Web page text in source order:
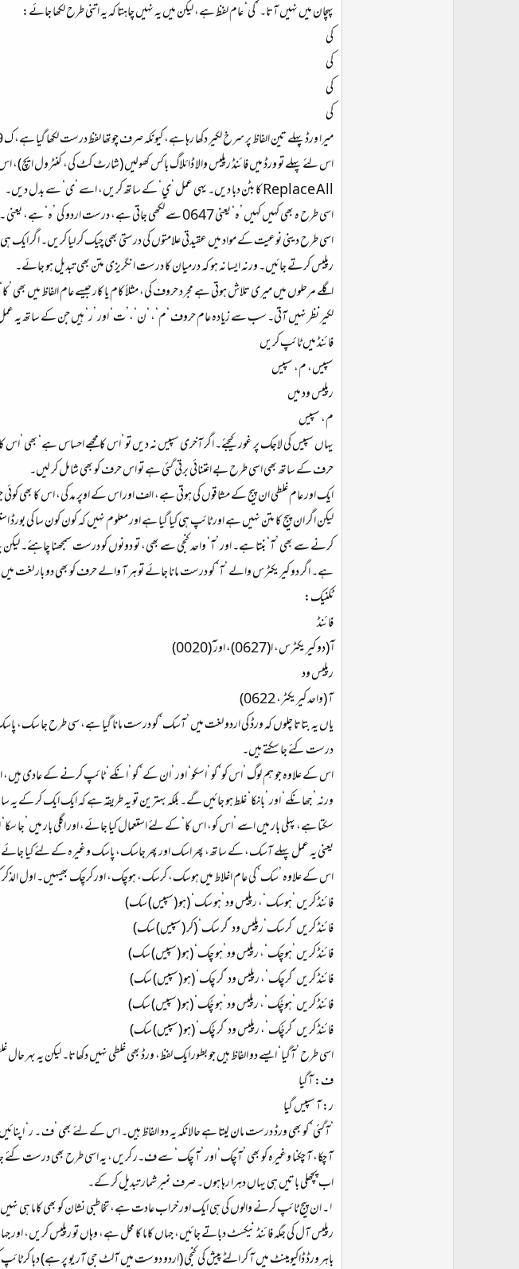
پہچان میں نہیں آتا۔ ’کی‘ عام لفظ ہے، لیکن میں یہ نہیں چاہتا کہ یہ اتنی طرح لکھا جائے:
كي
کي
كی
کی
میرا ورڈ پہلے تین الفاظ پر سرخ لکیر دکھا رہا ہے، کیونکہ صرف چوتھا لفظ درست لکھا گیا ہے، ک 06A9 اور ی 06CC سے۔
Replace All کا بٹن دبا دیں۔ یہی عمل ’ي‘ کے ساتھ کریں، اسے ’ی‘ سے بدل دیں۔
اسی طرح ہ بھی کہیں کہیں ’ه‘ یعنی 0647 سے لکھی جاتی ہے، درست اردو کی ’ہ‘ ہے، یعنی ۔ 06C1۔ اس کو اسی طرح بدل دیں۔
اسی طرح دینی نوعیت کے مواد میں عقیدتی علامتوں کی درستی بھی چیک کر لیا کریں۔ اگر
رپلیس کرتے جائیں۔ ورنہ ایسا نہ ہو کہ درمیان کا درست انگریزی متن بھی تبدیل ہو جائے۔
اگلے مرحلوں میں میری تلاش ہوتی ہے مجرد حروف کی، مثلاً کام یا کار جیسے عام الفاظ میں
لکیر نظر نہیں آتی۔ سب سے زیادہ عام حروف ‘م‘، ‘ن‘،’ت‘ اور ’ر‘ ہیں جن کے ساتھ یہ
فائنڈ میں ٹائپ کریں
سپیس، م، سپیس
رپلیس ود میں
م، سپیس
یہاں سپیس کی لاجک پر غور کیجئے۔ اگر آخری سپیس نہ دیں تو ’اس کا مجھے احساس ہے‘
حرف کے ساتھ بھی اسی طرح بے اعتنائی برتی گئی ہے تو اس حرف کو بھی شامل کر لیں۔
ایک اور عام غلطی ان پیج کے مشاقوں کی ہوتی ہے، الف اور اس کے اوپر مد کی، اس کا بھی
لیکن اگر ان پیج کا متن نہیں ہے اور ٹائپ ہی کیا گیا ہے اور معلوم نہیں کہ کون کون سا کی
کرنے سے بھی ’آ‘ بنتا ہے۔ اور ’آ‘ واحد کنجی سے بھی، تو دونوں کو درست سمجھنا چاہئے۔
ہے۔ اگر دو کیریکٹرس والے ’آ‘ کو درست مانا جائے تو ہر آ والے حرف کو بھی دو بار لغت میں
ٹکنیک:
فائنڈ
ا ٓ (دو کیریکٹرس، ا(0627)، اور ٓ (0020)
رپلیس ود
آ (واحد کیریکٹر، 0622)
یاں یہ بتاتا چلوں کہ ورڈ کی اردو لغت میں ’آسک‘ کو درست مانا گیا ہے، سی طرح جا
درست کئے جا سکتے ہیں۔
اس کے علاوہ جو ہم لوگ ’اس کو‘ کو ’اسکو‘ اور ’ان کے‘ کو ’انکے‘ ٹائپ کرنے کے
ورنہ ’جھانکے‘ اور ’بانکا‘ غلط ہو جائیں گے۔ بلکہ بہترین تو یہ طریقہ ہے کہ ایک ایک کر
سکتا ہے، پہلی بار میں اسے ’اس کو، اس کا‘ کے لئے استعمال کیا جائے، اور اگلی بار میں ’جا
یعنی یہ عمل پہلے آسک، کے ساتھ، پھر اسک اور پھر جاسک، پاسک وغیرہ کے لئے کیا
اس کے علاوہ ’سک‘ کی عام اغلاط میں ہوسک، کرسک، ہوچک، اور کرچک بھیہیں۔ اول
فائنڈ کریں ’ہوسک‘، رپلیس ود ’ہو سک‘ (ہو (سپیس) سک)
فائنڈ کریں ’کرسک‘رپلیس ود ’کر سک‘ (کر (سپیس) سک)
فائنڈ کریں ’ہوچک‘، رپلیس ود ’ہو چک‘ (ہو (سپیس) سک)
فائنڈ کریں ’کرچک‘، رپلیس ود ’کر چک‘ (ہو (سپیس) سک)
فائنڈ کریں ’ہوچُک‘، رپلیس ود ’ہو چُک‘ (ہو (سپیس) سک)
فائنڈ کریں ’کرچُک‘، رپلیس ود ’کر چُک‘ (ہو (سپیس) سک)
اسی طرح ’آگیا‘ ایسے دو الفاظ ہیں جو بطور ایک لفظ، ورڈ بھی غلطی نہیں دکھاتا۔ لیکن یہ
ف: آگیا
ر: آ سپیس گیا
’آگئی‘ کو بھی ورڈ درست مان لیتا ہے حالانکہ یہ دو الفاظ ہیں۔ اس کے لئے بھی ’ف ۔ ر‘
آ چکا، آ چکنا وغیرہ کو بھی ’آچک‘ اور ’آ چک‘ سے ف۔ر کریں، یہ اسی طرح بھی درست
اب پچھلی باتیں ہی یہاں دہرا رہا ہوں۔ صرف نمبر شمار تبدیل کر کے۔
۱۔ ان پیج ٹائپ کرنے والوں کی ہی ایک اور خراب عادت ہے، تخاطبی نشان کو بھی کاما ہی
رپلیس آل کی جگہ فائنڈ نیکسٹ دباتے جائیں، جہاں کاما کا محل ہے، وہاں تو رپلیس
باہر ورڈ ڈاکیومینٹ میں آ کر الٹے پیش کی کنجی (اردو دوست میں آلٹ جی آر یو پر ہے) دبا